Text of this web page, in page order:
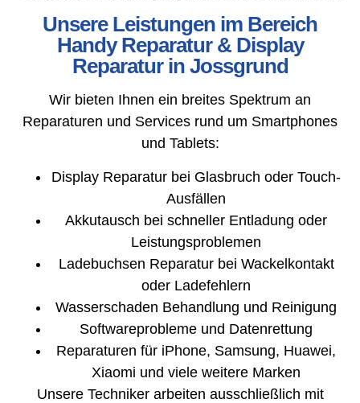
Unsere Leistungen im Bereich
Handy Reparatur & Display
Reparatur in Jossgrund
Wir bieten Ihnen ein breites Spektrum an
Reparaturen und Services rund um Smartphones
und Tablets:
Display Reparatur bei Glasbruch oder Touch-
Ausfällen
Akkutausch bei schneller Entladung oder
Leistungsproblemen
Ladebuchsen Reparatur bei Wackelkontakt
oder Ladefehlern
Wasserschaden Behandlung und Reinigung
Softwareprobleme und Datenrettung
Reparaturen für iPhone, Samsung, Huawei,
Xiaomi und viele weitere Marken
Unsere Techniker arbeiten ausschließlich mit